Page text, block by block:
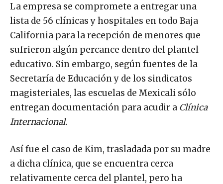
La empresa se compromete a entregar una
lista de 56 clínicas y hospitales en todo Baja
California para la recepción de menores que
sufrieron algún percance dentro del plantel
educativo. Sin embargo, según fuentes de la
Secretaría de Educación y de los sindicatos
magisteriales, las escuelas de Mexicali sólo
entregan documentación para acudir a Clínica
Internacional.
Así fue el caso de Kim, trasladada por su madre
a dicha clínica, que se encuentra cerca
relativamente cerca del plantel, pero ha